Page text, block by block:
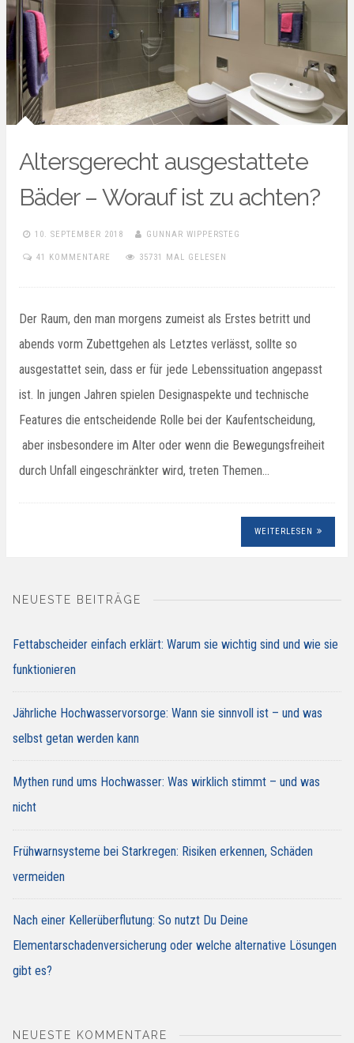
Altersgerecht ausgestattete
Bäder – Worauf ist zu achten?
10. SEPTEMBER 2018 GUNNAR WIPPERSTEG
41 KOMMENTARE 35731 MAL GELESEN
Der Raum, den man morgens zumeist als Erstes betritt und
abends vorm Zubettgehen als Letztes verlässt, sollte so
ausgestattet sein, dass er für jede Lebenssituation angepasst
ist. In jungen Jahren spielen Designaspekte und technische
Features die entscheidende Rolle bei der Kaufentscheidung,
aber insbesondere im Alter oder wenn die Bewegungsfreiheit
durch Unfall eingeschränkter wird, treten Themen…
WEITERLESEN
NEUESTE BEITRÄGE
Fettabscheider einfach erklärt: Warum sie wichtig sind und wie sie
funktionieren
Jährliche Hochwasservorsorge: Wann sie sinnvoll ist – und was
selbst getan werden kann
Mythen rund ums Hochwasser: Was wirklich stimmt – und was
nicht
Frühwarnsysteme bei Starkregen: Risiken erkennen, Schäden
vermeiden
Nach einer Kellerüberflutung: So nutzt Du Deine
Elementarschadenversicherung oder welche alternative Lösungen
gibt es?
NEUESTE KOMMENTARE